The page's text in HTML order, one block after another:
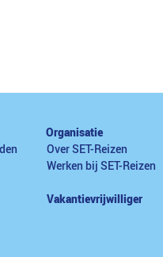
Organisatie
Over SET-Reizen
Werken bij SET-Reizen
Vakantievrijwilliger